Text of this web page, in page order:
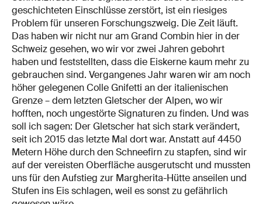
geschichteten Einschlüsse zerstört, ist ein riesiges
Problem für unseren Forschungszweig. Die Zeit läuft.
Das haben wir nicht nur am Grand Combin hier in der
Schweiz gesehen, wo wir vor zwei Jahren gebohrt
haben und feststellten, dass die Eiskerne kaum mehr zu
gebrauchen sind. Vergangenes Jahr waren wir am noch
höher gelegenen Colle Gnifetti an der italienischen
Grenze – dem letzten Gletscher der Alpen, wo wir
hofften, noch ungestörte Signaturen zu finden. Und was
soll ich sagen: Der Gletscher hat sich stark verändert,
seit ich 2015 das letzte Mal dort war. Anstatt auf 4450
Metern Höhe durch den Schneefirn zu stapfen, sind wir
auf der vereisten Oberfläche ausgerutscht und mussten
uns für den Aufstieg zur Margherita-Hütte anseilen und
Stufen ins Eis schlagen, weil es sonst zu gefährlich